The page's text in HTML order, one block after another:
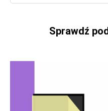
Sprawdź